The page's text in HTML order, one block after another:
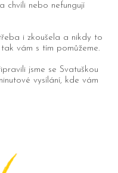
chvíli nebo nefungují
i zkoušela a nikdy to
vám s tím pomůžeme.
jsme se Svatuškou
vysílání, kde vám